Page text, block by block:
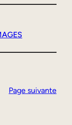
Page suivante